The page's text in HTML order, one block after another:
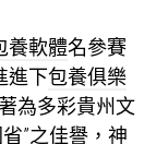
養軟體名參賽
進下包養俱樂
為多彩貴州文
”之佳譽，神